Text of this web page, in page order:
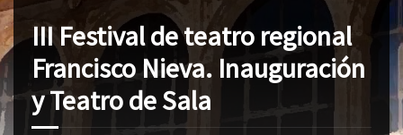
III Festival de teatro regional
Francisco Nieva. Inauguración
y Teatro de Sala